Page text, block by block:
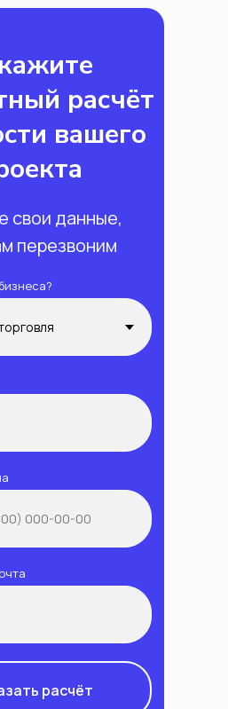
расчёт
вашего
свои данные,
перезвоним
расчёт